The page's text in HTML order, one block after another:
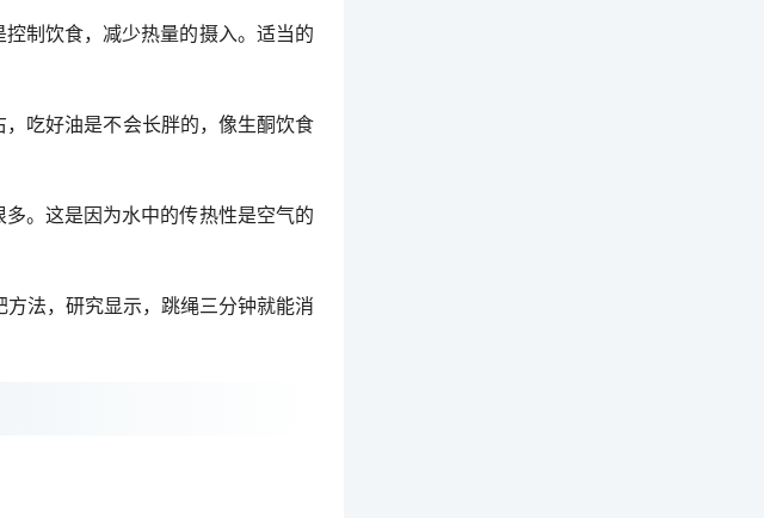
制饮食，减少热量的摄入。适当的
吃好油是不会长胖的，像生酮饮食
。这是因为水中的传热性是空气的
法，研究显示，跳绳三分钟就能消